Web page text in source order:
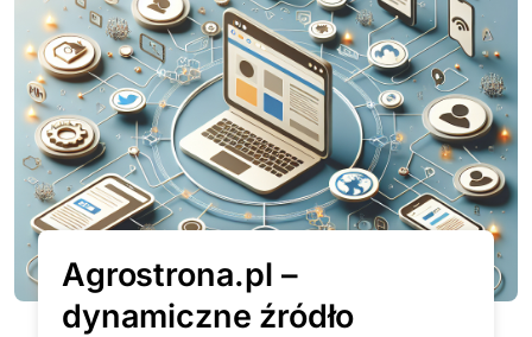
Agrostrona.pl –
dynamiczne źródło